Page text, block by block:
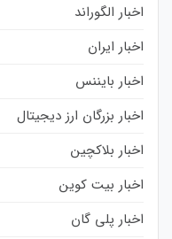
اخبار الگوراند
اخبار ایران
اخبار بایننس
اخبار بزرگان ارز دیجیتال
اخبار بلاکچین
اخبار بیت کوین
اخبار پلی گان